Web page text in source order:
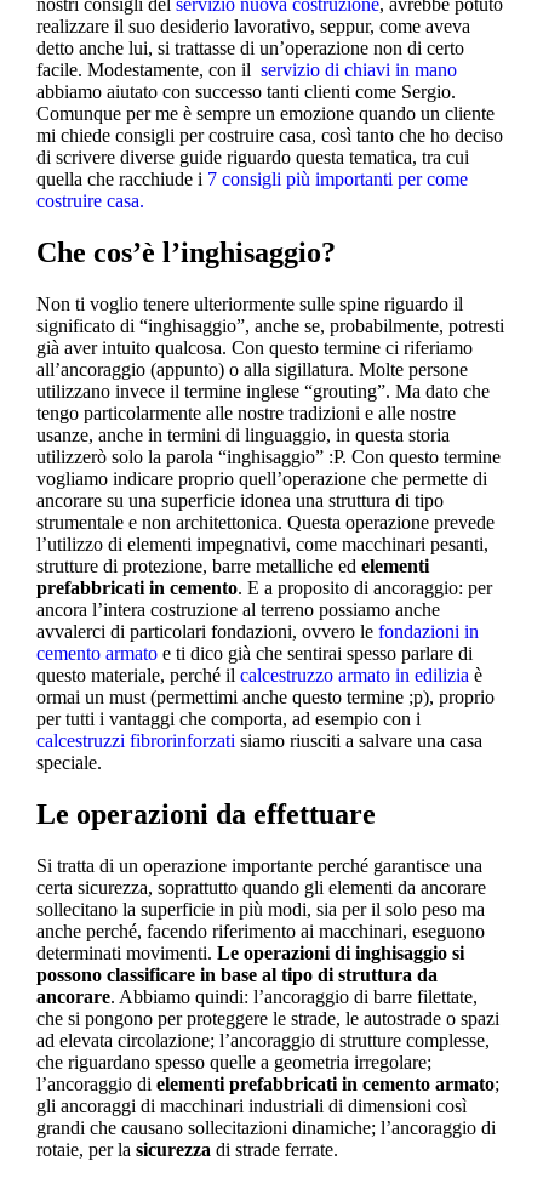
nostri consigli del servizio nuova costruzione, avrebbe potuto
realizzare il suo desiderio lavorativo, seppur, come aveva
detto anche lui, si trattasse di un’operazione non di certo
facile. Modestamente, con il servizio di chiavi in mano
abbiamo aiutato con successo tanti clienti come Sergio.
Comunque per me è sempre un emozione quando un cliente
mi chiede consigli per costruire casa, così tanto che ho deciso
di scrivere diverse guide riguardo questa tematica, tra cui
quella che racchiude i 7 consigli più importanti per come
costruire casa.
Che cos’è l’inghisaggio?
Non ti voglio tenere ulteriormente sulle spine riguardo il
significato di “inghisaggio”, anche se, probabilmente, potresti
già aver intuito qualcosa. Con questo termine ci riferiamo
all’ancoraggio (appunto) o alla sigillatura. Molte persone
utilizzano invece il termine inglese “grouting”. Ma dato che
tengo particolarmente alle nostre tradizioni e alle nostre
usanze, anche in termini di linguaggio, in questa storia
utilizzerò solo la parola “inghisaggio” :P. Con questo termine
vogliamo indicare proprio quell’operazione che permette di
ancorare su una superficie idonea una struttura di tipo
strumentale e non architettonica. Questa operazione prevede
l’utilizzo di elementi impegnativi, come macchinari pesanti,
strutture di protezione, barre metalliche ed elementi
prefabbricati in cemento. E a proposito di ancoraggio: per
ancora l’intera costruzione al terreno possiamo anche
avvalerci di particolari fondazioni, ovvero le fondazioni in
cemento armato e ti dico già che sentirai spesso parlare di
questo materiale, perché il calcestruzzo armato in edilizia è
ormai un must (permettimi anche questo termine ;p), proprio
per tutti i vantaggi che comporta, ad esempio con i
calcestruzzi fibrorinforzati siamo riusciti a salvare una casa
speciale.
Le operazioni da effettuare
Si tratta di un operazione importante perché garantisce una
certa sicurezza, soprattutto quando gli elementi da ancorare
sollecitano la superficie in più modi, sia per il solo peso ma
anche perché, facendo riferimento ai macchinari, eseguono
determinati movimenti. Le operazioni di inghisaggio si
possono classificare in base al tipo di struttura da
ancorare. Abbiamo quindi: l’ancoraggio di barre filettate,
che si pongono per proteggere le strade, le autostrade o spazi
ad elevata circolazione; l’ancoraggio di strutture complesse,
che riguardano spesso quelle a geometria irregolare;
l’ancoraggio di elementi prefabbricati in cemento armato;
gli ancoraggi di macchinari industriali di dimensioni così
grandi che causano sollecitazioni dinamiche; l’ancoraggio di
rotaie, per la sicurezza di strade ferrate.